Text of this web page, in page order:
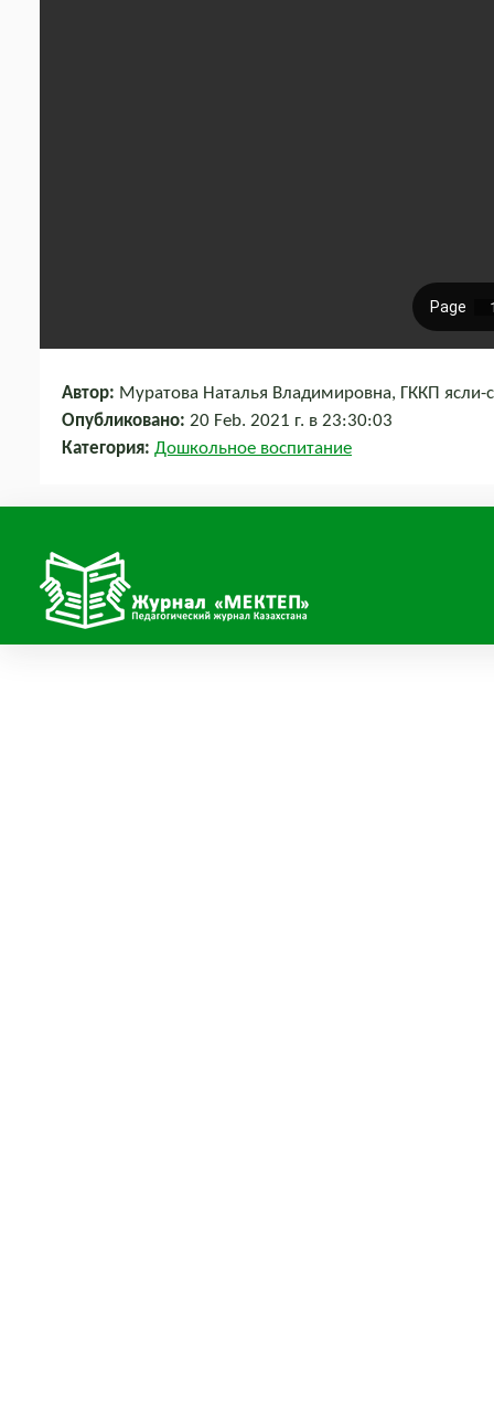
Автор: Муратова Наталья Владимировна, ГККП ясли-
Опубликовано: 20 Feb. 2021 г. в 23:30:03
Категория: Дошкольное воспитание